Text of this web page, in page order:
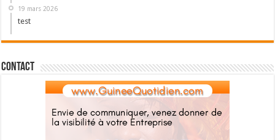
19 mars 2026
test
Contact